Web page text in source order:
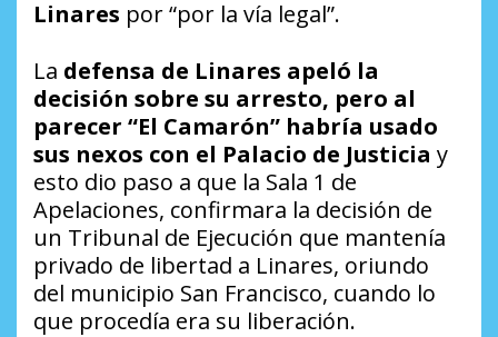
Linares por “por la vía legal”.
La defensa de Linares apeló la
decisión sobre su arresto, pero al
parecer “El Camarón” habría usado
sus nexos con el Palacio de Justicia y
esto dio paso a que la Sala 1 de
Apelaciones, confirmara la decisión de
un Tribunal de Ejecución que mantenía
privado de libertad a Linares, oriundo
del municipio San Francisco, cuando lo
que procedía era su liberación.